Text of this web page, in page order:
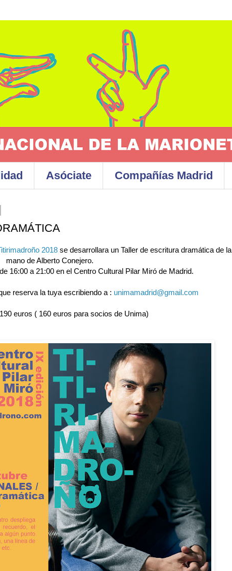
Asóciate Compañías Madrid
2018se desarrollara un Taller de escritura dramática de la
mano de Alberto Conejero.
16:00 a 21:00 en el Centro Cultural Pilar Miró de Madrid.
reserva la tuya escribiendo a : unimamadrid@gmail.com
euros ( 160 euros para socios de Unima)